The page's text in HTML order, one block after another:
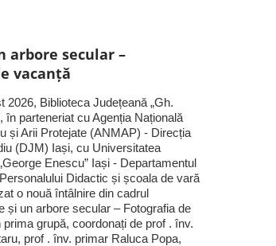
arbore secular –
vacanță
2026, Biblioteca Județeană „Gh.
în parteneriat cu Agenția Națională
și Arii Protejate (ANMAP) - Direcția
(DJM) Iași, cu Universitatea
Enescu” Iași - Departamentul
Didactic și școala de vară
o nouă întâlnire din cadrul
și un arbore secular – Fotografia de
grupă, coordonați de prof . înv.
prof . înv. primar Raluca Popa,